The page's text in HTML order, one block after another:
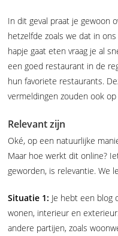
In dit geval praat je gewoon
hetzelfde zoals we dat in
hapje gaat eten vraag je al
een goed restaurant in de
hun favoriete restaurants.
vermeldingen zouden ook
Relevant zijn
Oké, op een natuurlijke
Maar hoe werkt dit online?
geworden, is relevantie. We
Situatie 1: Je hebt een blog
wonen, interieur en
andere partijen, zoals